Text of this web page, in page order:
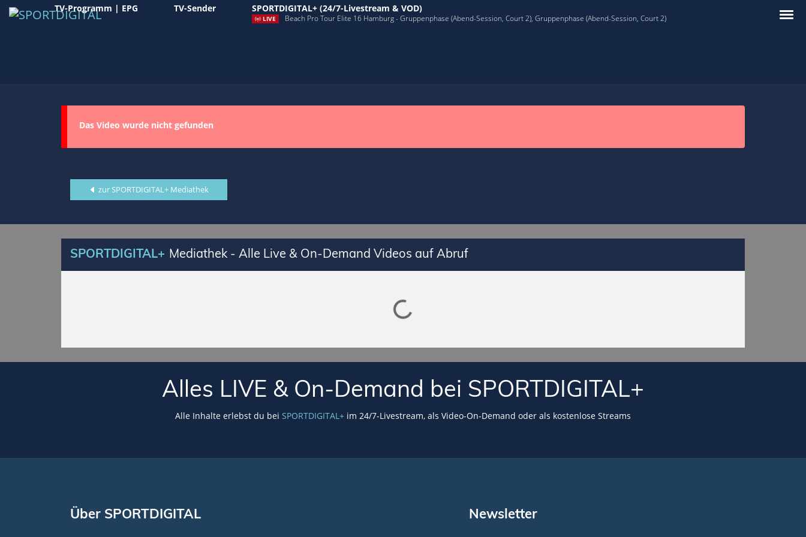
TV-Programm | EPG TV-Sender SPORTDIGITAL+ (24/7-Livestream & VOD)
LIVE Beach Pro Tour Elite 16 Hamburg - Gruppenphase (Abend-Session, Court 2), Gruppenphase (Abend-Session, Court 2)
Das Video wurde nicht gefunden
zur SPORTDIGITAL+ Mediathek
SPORTDIGITAL+ Mediathek - Alle Live & On-Demand Videos auf Abruf
Lade SPORTDIGITAL+ Mediathek
Alles LIVE & On-Demand bei SPORTDIGITAL+
Alle Inhalte erlebst du bei SPORTDIGITAL+ im 24/7-Livestream, als Video-On-Demand oder als kostenlose Streams
Über SPORTDIGITAL Newsletter